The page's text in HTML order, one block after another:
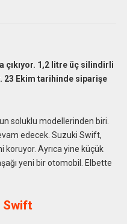
çıkıyor. 1,2 litre üç silindirli
23 Ekim tarihinde siparişe
soluklu modellerinden biri.
edecek. Suzuki Swift,
Ayrıca yine küçük
yeni bir otomobil. Elbette